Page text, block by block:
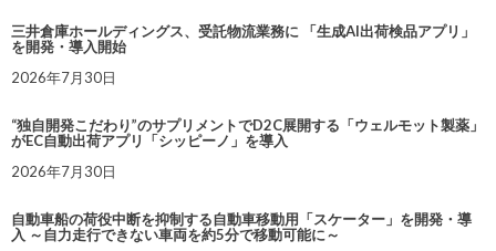
三井倉庫ホールディングス、受託物流業務に 「生成AI出荷検品アプリ」
を開発・導入開始
2026年7月30日
“独自開発こだわり”のサプリメントでD2C展開する「ウェルモット製薬」
がEC自動出荷アプリ「シッピーノ」を導入
2026年7月30日
自動車船の荷役中断を抑制する自動車移動用「スケーター」を開発・導
入 ～自力走行できない車両を約5分で移動可能に～